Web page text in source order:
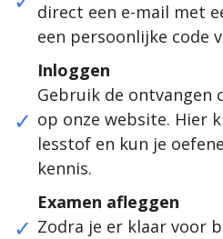
direct een e-mail met
een persoonlijke code
Inloggen
Gebruik de ontvangen
op onze website. Hier
lesstof en kun je
kennis.
Examen afleggen
Zodra je er klaar voor